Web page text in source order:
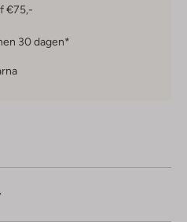
€75,-
30 dagen*